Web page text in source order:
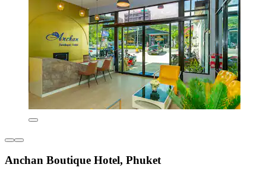
Anchan Boutique Hotel, Phuket